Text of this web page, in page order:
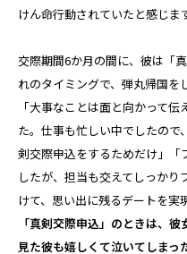
けん命行動されていたと感じます
交際期間6か月の間に、彼は「
れのタイミングで、弾丸帰国を
「大事なことは面と向かって
た。仕事も忙しい中でしたの
剣交際申込をするためだけ」「
したが、担当も交えてしっか
けて、思い出に残るデートを実
「真剣交際申込」のときは、
見た彼も嬉しくて泣いてしま